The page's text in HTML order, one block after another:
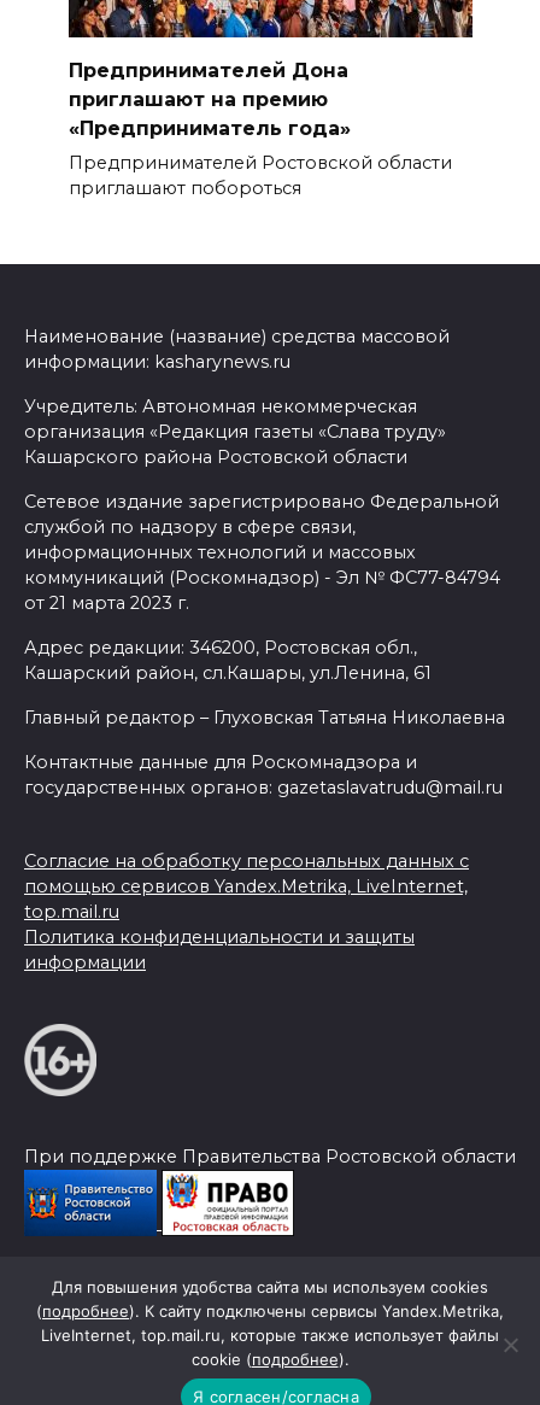
Предпринимателей Дона
приглашают на премию
«Предприниматель года»
Предпринимателей Ростовской области
приглашают побороться
Наименование (название) средства массовой
информации: kasharynews.ru
Учредитель: Автономная некоммерческая
организация «Редакция газеты «Слава труду»
Кашарского района Ростовской области
Сетевое издание зарегистрировано Федеральной
службой по надзору в сфере связи,
информационных технологий и массовых
коммуникаций (Роскомнадзор) - Эл № ФС77-84794
от 21 марта 2023 г.
Адрес редакции: 346200, Ростовская обл.,
Кашарский район, сл.Кашары, ул.Ленина, 61
Главный редактор – Глуховская Татьяна Николаевна
Контактные данные для Роскомнадзора и
государственных органов: gazetaslavatrudu@mail.ru
Согласие на обработку персональных данных с
помощью сервисов Yandex.Metrika, LiveInternet,
top.mail.ru
Политика конфиденциальности и защиты
информации
При поддержке Правительства Ростовской области
© 2026 Слава Труду
Для повышения удобства сайта мы используем cookies
(подробнее). К сайту подключены сервисы Yandex.Metrika,
LiveInternet, top.mail.ru, которые также использует файлы
cookie (подробнее).
Я согласен/согласна